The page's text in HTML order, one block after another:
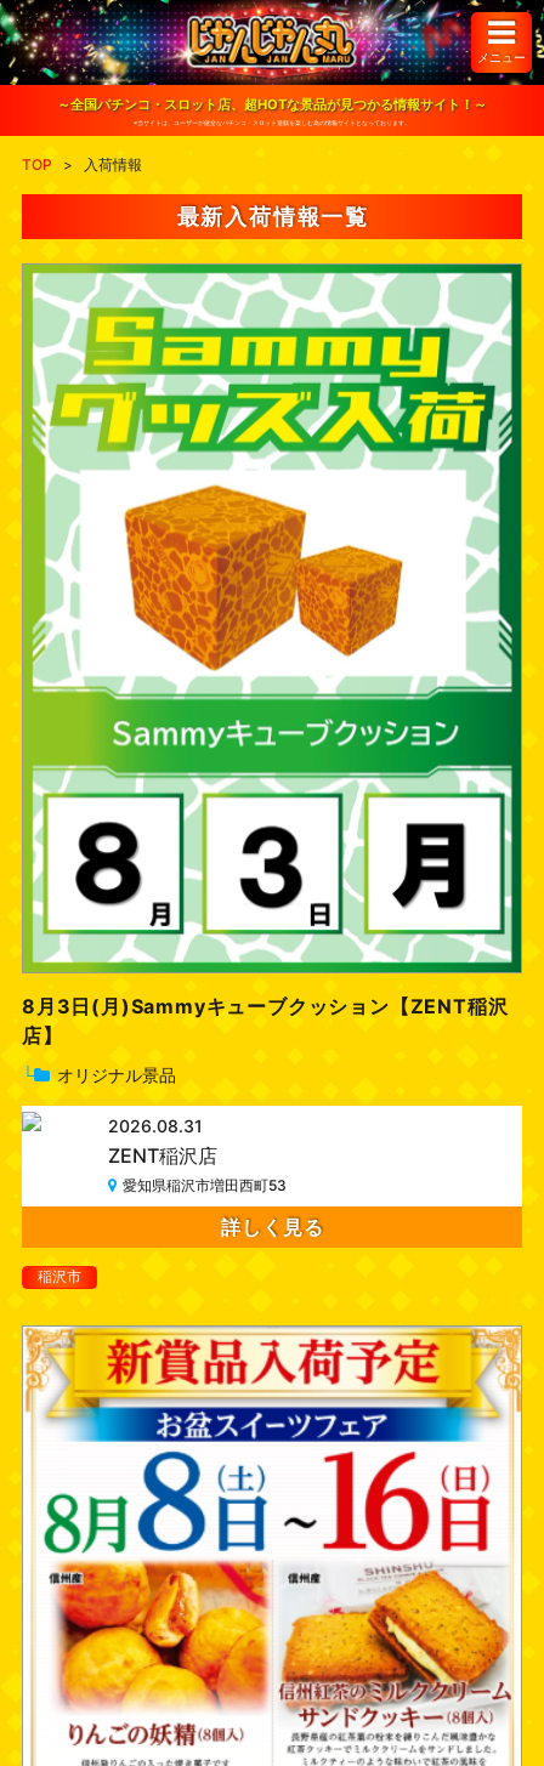
S
k
i
o
メニュー
～全国パチンコ・スロット店、超HOTな景品が見つかる情報サイト！～
※当サイトは、ユーザーが健全なパチンコ・スロット遊戯を楽しむ為の情報サイトとなっております。
TOP > 入荷情報
最新入荷情報一覧
8月3日(月)Sammyキューブクッション【ZENT稲沢
店】
└ オリジナル景品
2026.08.31
ZENT稲沢店
愛知県稲沢市増田西町53
詳しく見る
稲沢市